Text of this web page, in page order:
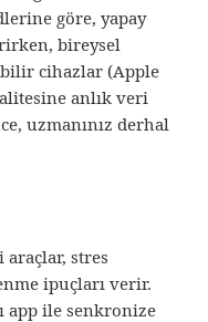
göre, yapay
bireysel
cihazlar (Apple
anlık veri
uzmanınız derhal
araçlar, stres
ipuçları verir.
app ile senkronize